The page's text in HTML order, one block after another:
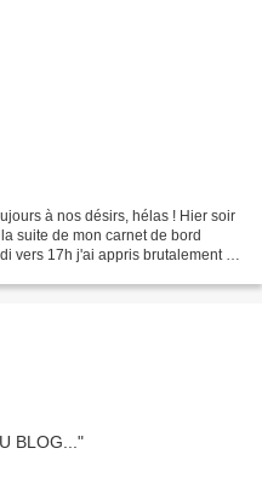
à nos désirs, hélas ! Hier soir
suite de mon carnet de bord
vers 17h j'ai appris brutalement la